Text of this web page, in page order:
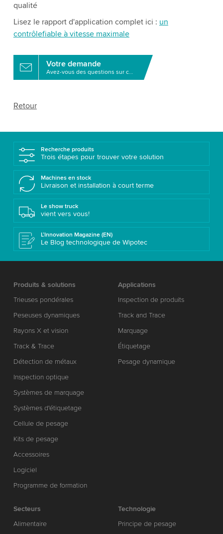
qualité
Lisez le rapport d'application complet ici : un
contrôlefiable à vitesse maximale
Votre demande
Avez-vous des questions sur ce produit?
Retour
Recherche produits
Trois étapes pour trouver votre solution
Machines en stock
Livraison et installation à court terme
Le show truck
vient vers vous!
L’Innovation Magazine (EN)
Le Blog technologique de Wipotec
Produits & solutions
Trieuses pondérales
Peseuses dynamiques
Rayons X et vision
Track & Trace
Détection de métaux
Inspection optique
Systèmes de marquage
Systèmes d'étiquetage
Cellule de pesage
Kits de pesage
Accessoires
Logiciel
Programme de formation
Applications
Inspection de produits
Track and Trace
Marquage
Étiquetage
Pesage dynamique
Secteurs
Alimentaire
Technologie
Principe de pesage